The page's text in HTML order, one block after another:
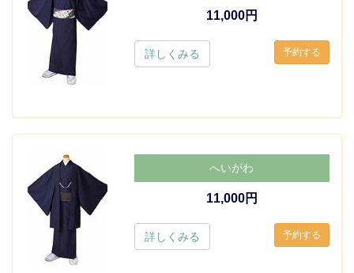
11,000円
詳しくみる
へいがわ
11,000円
詳しくみる